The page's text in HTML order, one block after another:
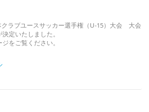
クラブユースサッカー選手権（U-15）大会 大会
定いたしました。
をご覧ください。